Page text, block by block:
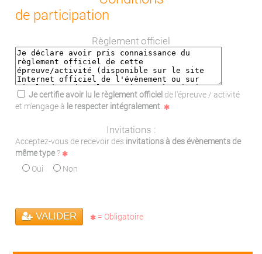
de participation
Règlement officiel
Je certifie avoir lu le règlement officiel de l'épreuve / activité
et m'engage à le respecter intégralement
Invitations :
Acceptez-vous de recevoir des invitations à des évènements de
même type?
Oui
Non
VALIDER = Obligatoire